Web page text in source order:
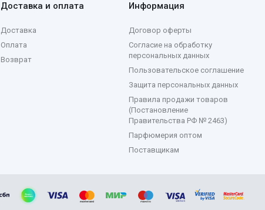
Доставка и оплата
Доставка
Оплата
Возврат
Информация
Договор оферты
Согласие на обработку
персональных данных
Пользовательское соглашение
Защита персональных данных
Правила продажи товаров
(Постановление
Правительства РФ № 2463)
Парфюмерия оптом
Поставщикам